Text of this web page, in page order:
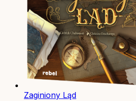
Zaginiony Ląd